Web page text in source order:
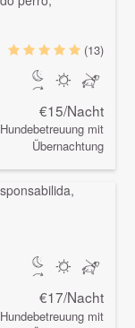
(13)
€15/Nacht
Hundebetreuung mit
Übernachtung
€17/Nacht
Hundebetreuung mit